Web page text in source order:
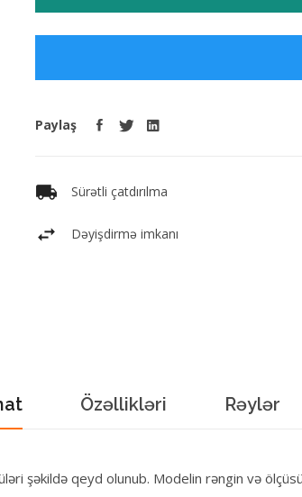
Paylaş
Sürətli çatdırılma
Dəyişdirmə imkanı
Özəllikləri Rəylər
şəkildə qeyd olunub. Modelin rəngin və